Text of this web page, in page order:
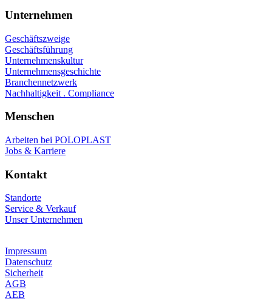
Unternehmen
Geschäftszweige
Geschäftsführung
Unternehmenskultur
Unternehmensgeschichte
Branchennetzwerk
Nachhaltigkeit . Compliance
Menschen
Arbeiten bei POLOPLAST
Jobs & Karriere
Kontakt
Standorte
Service & Verkauf
Unser Unternehmen
Impressum
Datenschutz
Sicherheit
AGB
AEB